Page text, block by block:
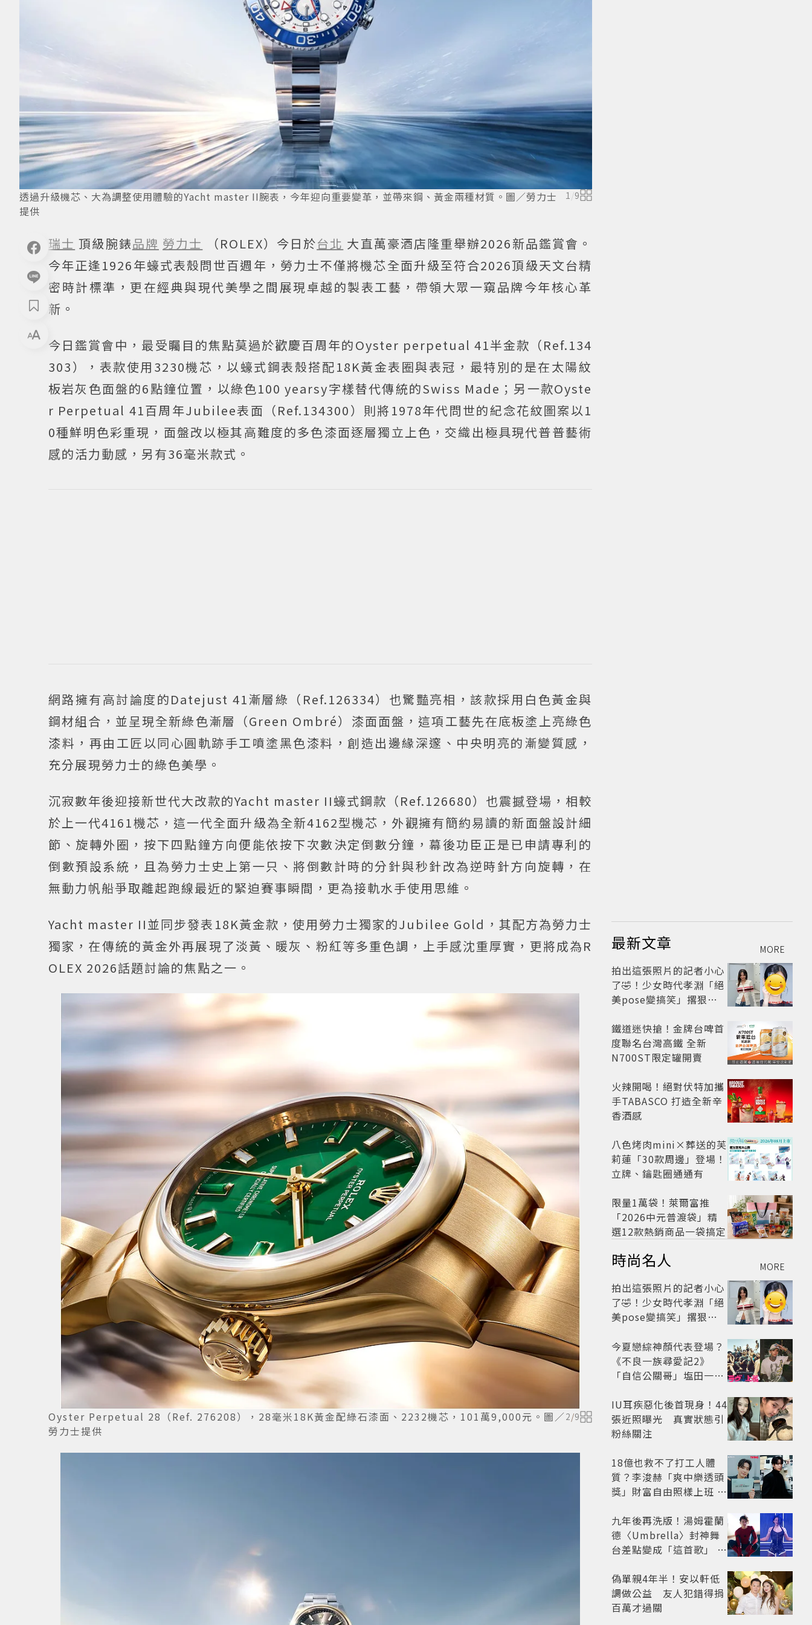
透過升級機芯、大為調整使用體驗的Yacht master II腕表，今年迎向重要變革，並帶來鋼、黃金兩種材質。圖／勞力士
提供
1/9
瑞士 頂級腕錶品牌 勞力士 （ROLEX）今日於台北 大直萬豪酒店隆重舉辦2026新品鑑賞會。
今年正逢1926年蠔式表殼問世百週年，勞力士不僅將機芯全面升級至符合2026頂級天文台精
密時計標準，更在經典與現代美學之間展現卓越的製表工藝，帶領大眾一窺品牌今年核心革
新。
今日鑑賞會中，最受矚目的焦點莫過於歡慶百周年的Oyster perpetual 41半金款（Ref.134
303），表款使用3230機芯，以蠔式鋼表殼搭配18K黃金表圈與表冠，最特別的是在太陽紋
板岩灰色面盤的6點鐘位置，以綠色100 yearsy字樣替代傳統的Swiss Made；另一款Oyste
r Perpetual 41百周年Jubilee表面（Ref.134300）則將1978年代問世的紀念花紋圖案以1
0種鮮明色彩重現，面盤改以極其高難度的多色漆面逐層獨立上色，交織出極具現代普普藝術
感的活力動感，另有36毫米款式。
網路擁有高討論度的Datejust 41漸層綠（Ref.126334）也驚豔亮相，該款採用白色黃金與
鋼材組合，並呈現全新綠色漸層（Green Ombré）漆面面盤，這項工藝先在底板塗上亮綠色
漆料，再由工匠以同心圓軌跡手工噴塗黑色漆料，創造出邊緣深邃、中央明亮的漸變質感，
充分展現勞力士的綠色美學。
沉寂數年後迎接新世代大改款的Yacht master II蠔式鋼款（Ref.126680）也震撼登場，相較
於上一代4161機芯，這一代全面升級為全新4162型機芯，外觀擁有簡約易讀的新面盤設計細
節、旋轉外圈，按下四點鐘方向便能依按下次數決定倒數分鐘，幕後功臣正是已申請專利的
倒數預設系統，且為勞力士史上第一只、將倒數計時的分針與秒針改為逆時針方向旋轉，在
無動力帆船爭取離起跑線最近的緊迫賽事瞬間，更為接軌水手使用思維。
Yacht master II並同步發表18K黃金款，使用勞力士獨家的Jubilee Gold，其配方為勞力士
獨家，在傳統的黃金外再展現了淡黃、暖灰、粉紅等多重色調，上手感沈重厚實，更將成為R
OLEX 2026話題討論的焦點之一。
Oyster Perpetual 28（Ref. 276208），28毫米18K黃金配綠石漆面、2232機芯，101萬9,000元。圖／
勞力士提供
2/9
最新文章 MORE
拍出這張照片的記者小心
了🤣！少女時代孝淵「絕
美pose變搞笑」撂狠
鐵道迷快搶！金牌台啤首
度聯名台灣高鐵 全新
N700ST限定罐開賣
火辣開喝！絕對伏特加攜
手TABASCO 打造全新辛
香酒感
八色烤肉mini×葬送的芙
莉蓮「30款周邊」登場！
立牌、鑰匙圈通通有
限量1萬袋！萊爾富推
「2026中元普渡袋」精
選12款熱銷商品一袋搞定
時尚名人 MORE
拍出這張照片的記者小心
了🤣！少女時代孝淵「絕
美pose變搞笑」撂狠
今夏戀綜神顏代表登場？
《不良一族尋愛記2》
「自信公關哥」塩田一馬
老闆
IU耳疾惡化後首現身！44
張近照曝光 真實狀態引
粉絲關注
18億也救不了打工人體
質？李浚赫「爽中樂透頭
獎」財富自由照樣上班 西
九年後再洗版！湯姆霍蘭
德〈Umbrella〉封神舞
台差點變成「這首歌」 造
開
偽單親4年半！安以軒低
調做公益 友人犯錯得捐
百萬才過關